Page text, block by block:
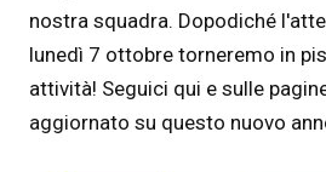
nostra squadra. Dopodiché
lunedì 7 ottobre torneremo in
attività! Seguici qui e sulle
aggiornato su questo nuovo